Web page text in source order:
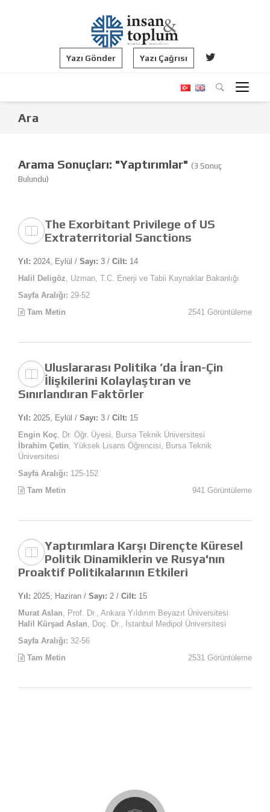
Yazı Gönder Yazı Çağrısı
Ara
Arama Sonuçları: "Yaptırımlar" (3 Sonuç
Bulundu)
The Exorbitant Privilege of US
Extraterritorial Sanctions
Yıl: 2024, Eylül / Sayı: 3 / Cilt: 14
Halil Deligöz , Uzman, T.C. Enerji ve Tabii Kaynaklar Bakanlığı
Sayfa Aralığı: 29-52
Tam Metin
2541 Görüntüleme
Uluslararası Politika ’da İran-Çin
İlişkilerini Kolaylaştıran ve
Sınırlandıran Faktörler
Yıl: 2025, Eylül / Sayı: 3 / Cilt: 15
Engin Koç , Dr. Öğr. Üyesi, Bursa Teknik Üniversitesi
İbrahim Çetin , Yüksek Lisans Öğrencisi, Bursa Teknik
Üniversitesi
Sayfa Aralığı: 125-152
Tam Metin
941 Görüntüleme
Yaptırımlara Karşı Dirençte Küresel
Politik Dinamiklerin ve Rusya'nın
Proaktif Politikalarının Etkileri
Yıl: 2025, Haziran / Sayı: 2 / Cilt: 15
Murat Aslan , Prof. Dr., Ankara Yıldırım Beyazıt Üniversitesi
Halil Kürşad Aslan , Doç. Dr., İstanbul Medipol Üniversitesi
Sayfa Aralığı: 32-56
Tam Metin
2531 Görüntüleme